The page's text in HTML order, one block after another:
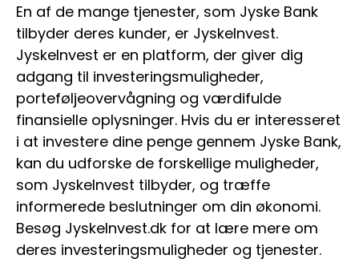
En af de mange tjenester, som Jyske Bank
tilbyder deres kunder, er JyskeInvest.
JyskeInvest er en platform, der giver dig
adgang til investeringsmuligheder,
porteføljeovervågning og værdifulde
finansielle oplysninger. Hvis du er interesseret
i at investere dine penge gennem Jyske Bank,
kan du udforske de forskellige muligheder,
som JyskeInvest tilbyder, og træffe
informerede beslutninger om din økonomi.
Besøg JyskeInvest.dk for at lære mere om
deres investeringsmuligheder og tjenester.